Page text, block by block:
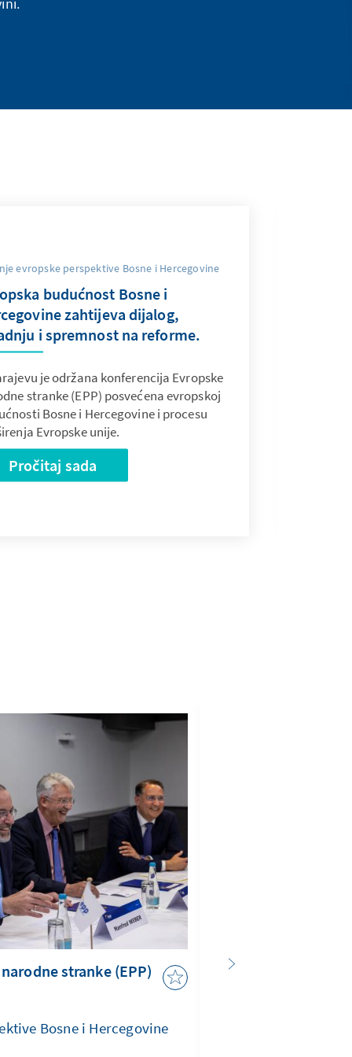
evropske perspektive Bosne i Hercegovine
budućnost Bosne i
zahtijeva dijalog,
i spremnost na reforme.
je održana konferencija Evropske
stranke (EPP) posvećena evropskoj
Bosne i Hercegovine i procesu
Evropske unije.
Pročitaj sada
stranke (EPP)
Bosne i Hercegovine
Bosna i